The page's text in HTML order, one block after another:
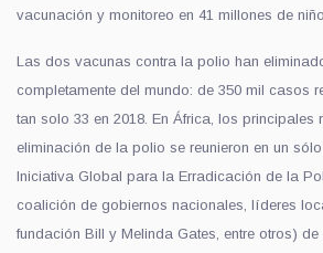
vacunación y monitoreo en 41 millones de
Las dos vacunas contra la polio han
completamente del mundo: de 350 mil casos
tan solo 33 en 2018. En África, los principales
eliminación de la polio se reunieron en un
Iniciativa Global para la Erradicación de la
coalición de gobiernos nacionales, líderes
fundación Bill y Melinda Gates, entre otros)